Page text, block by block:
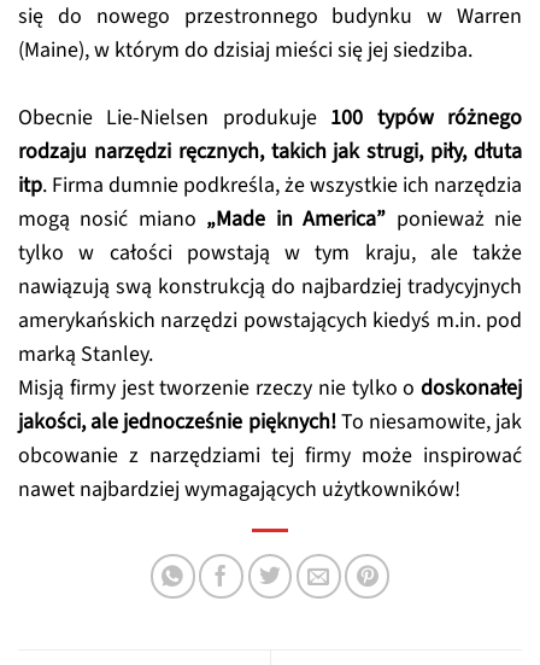
się do nowego przestronnego budynku w Warren
(Maine), w którym do dzisiaj mieści się jej siedziba.
Obecnie Lie-Nielsen produkuje 100 typów różnego
rodzaju narzędzi ręcznych, takich jak strugi, piły, dłuta
itp. Firma dumnie podkreśla, że wszystkie ich narzędzia
mogą nosić miano „Made in America” ponieważ nie
tylko w całości powstają w tym kraju, ale także
nawiązują swą konstrukcją do najbardziej tradycyjnych
amerykańskich narzędzi powstających kiedyś m.in. pod
marką Stanley.
Misją firmy jest tworzenie rzeczy nie tylko o doskonałej
jakości, ale jednocześnie pięknych!To niesamowite, jak
obcowanie z narzędziami tej firmy może inspirować
nawet najbardziej wymagających użytkowników!